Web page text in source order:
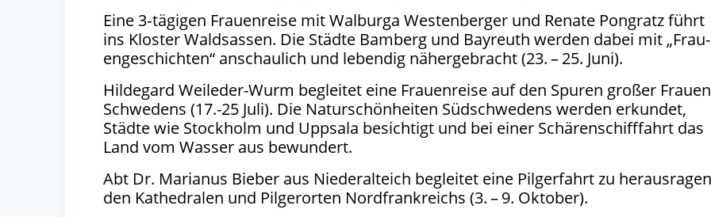
Eine 3‑tägigen Frau­en­rei­se mit Wal­bur­ga Wes­ten­ber­ger und Rena­te Pongratz führt
ins Klos­ter Wald­sas­sen. Die Städ­te Bam­berg und Bay­reuth wer­den dabei mit ​ „Frau­
en­geschich­ten“ anschau­lich und leben­dig näher­ge­bracht (23. –25. Juni).
Hil­de­gard Wei­le­der-Wurm beglei­tet eine Frau­en­rei­se auf den Spu­ren gro­ßer Frau­en
Schwe­dens (17.-25 Juli). Die Natur­schön­hei­ten Süd­schwe­dens wer­den erkun­det,
Städ­te wie Stock­holm und Upp­sa­la besich­tigt und bei einer Schä­ren­schiff­fahrt das
Land vom Was­ser aus bewundert.
Abt Dr. Maria­nus Bie­ber aus Nie­der­al­teich beglei­tet eine Pil­ger­fahrt zu
den Kathe­dra­len und Pil­ger­or­ten Nord­frank­reichs (3. –9. Oktober).